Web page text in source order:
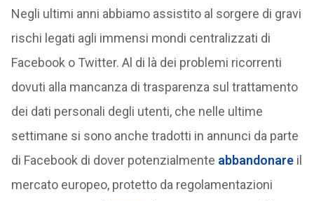
Negli ultimi anni abbiamo assistito al sorgere di gravi
rischi legati agli immensi mondi centralizzati di
Facebook o Twitter. Al di là dei problemi ricorrenti
dovuti alla mancanza di trasparenza sul trattamento
dei dati personali degli utenti, che nelle ultime
settimane si sono anche tradotti in annunci da parte
di Facebook di dover potenzialmente abbandonareil
mercato europeo, protetto da regolamentazioni